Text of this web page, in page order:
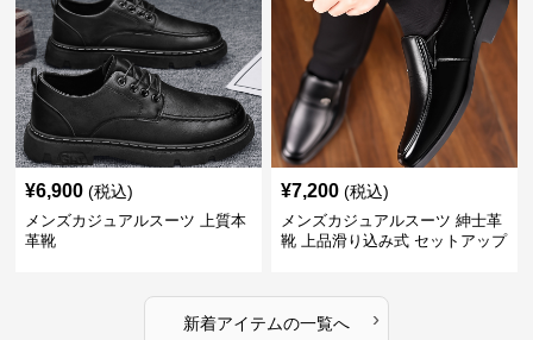
¥6,900 (税込)
メンズカジュアルスーツ 上質本
革靴
¥7,200 (税込)
メンズカジュアルスーツ 紳士革
靴 上品滑り込み式 セットアップ
新着アイテムの一覧へ ›